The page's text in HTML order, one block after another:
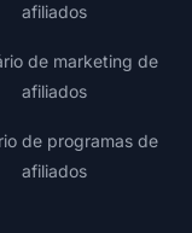
afiliados
de marketing de
afiliados
de programas de
afiliados